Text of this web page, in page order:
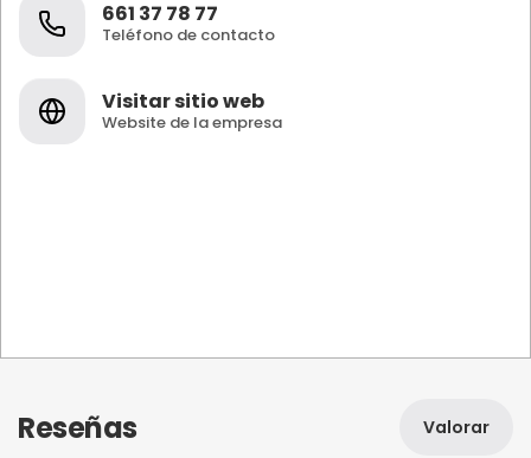
661 37 78 77
Teléfono de contacto
Visitar sitio web
Website de la empresa
Reseñas Valorar